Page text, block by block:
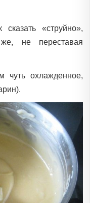
«струйно»,
не переставая
чуть охлажденное,